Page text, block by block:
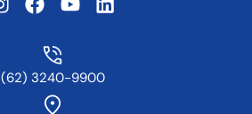
(62) 3240-9900